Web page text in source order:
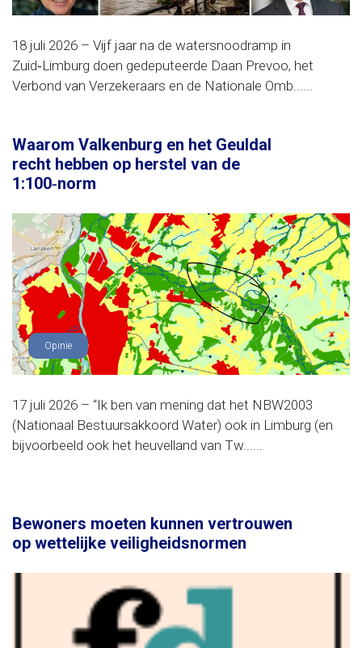
18 juli 2026 – Vijf jaar na de watersnoodramp in
Zuid‑Limburg doen gedeputeerde Daan Prevoo, het
Verbond van Verzekeraars en de Nationale Omb......
Waarom Valkenburg en het Geuldal
recht hebben op herstel van de
1:100‑norm
Opinie
17 juli 2026 – “Ik ben van mening dat het NBW2003
(Nationaal Bestuursakkoord Water) ook in Limburg (en
bijvoorbeeld ook het heuvelland van Tw......
Bewoners moeten kunnen vertrouwen
op wettelijke veiligheidsnormen